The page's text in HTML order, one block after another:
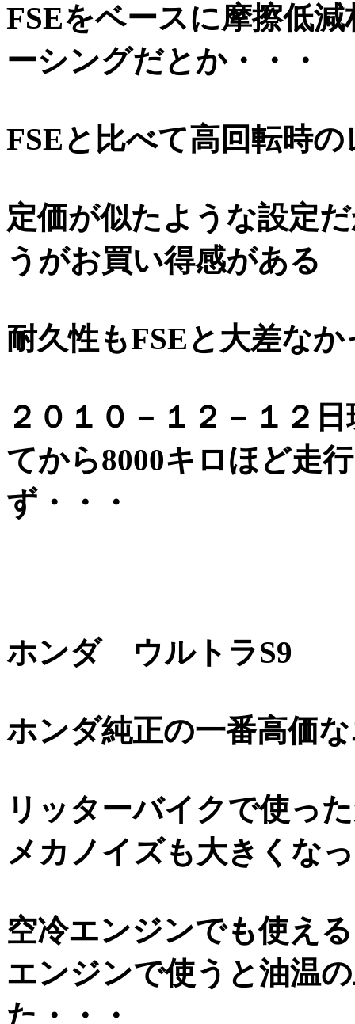
FSEをベースに摩擦低
ーシングだとか・・・
FSEと比べて高回転時
定価が似たような設定
うがお買い得感がある
耐久性もFSEと大差なか
２０１０－１２－１２
てから8000キロほど走
ず・・・
ホンダ ウルトラ
ホンダ純正の一番高価
リッターバイクで使っ
メカノイズも大きくな
空冷エンジンでも使え
エンジンで使うと油温
た・・・